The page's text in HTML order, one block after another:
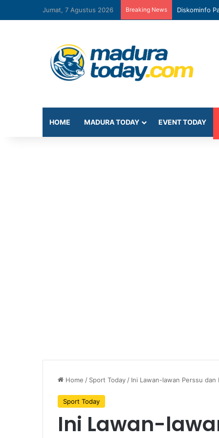
Jumat, 7 Agustus 2026 Breaking News Diskominfo
HOME MADURA TODAY EVENT TODAY
Home / Sport Today/ Ini Lawan-lawan Perssu dan
Sport Today
Ini Lawan-